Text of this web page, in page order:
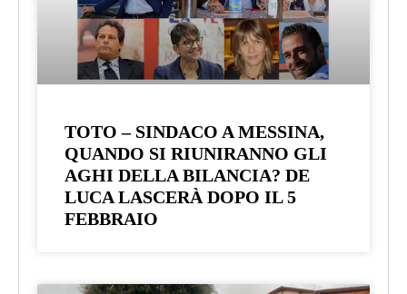
TOTO – SINDACO A MESSINA,
QUANDO SI RIUNIRANNO GLI
AGHI DELLA BILANCIA? DE
LUCA LASCERÀ DOPO IL 5
FEBBRAIO